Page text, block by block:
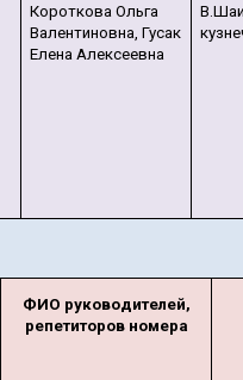
Короткова Ольга
Валентиновна, Гусак
Елена Алексеевна
ФИО руководителей,
репетиторов номера